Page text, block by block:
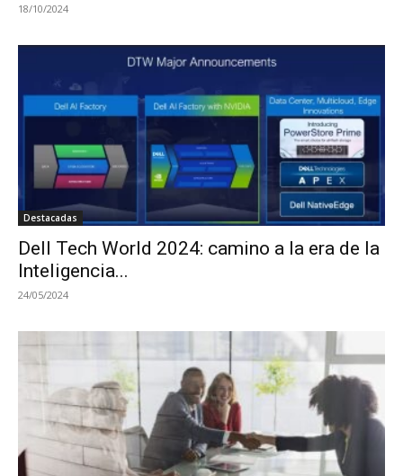
18/10/2024
Destacadas
Dell Tech World 2024: camino a la era de la
Inteligencia...
24/05/2024